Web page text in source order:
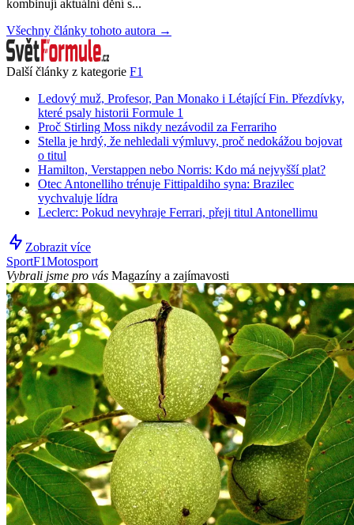
kombinují aktuální dění s...
Všechny články tohoto autora →
Další články z kategorie F1
Ledový muž, Profesor, Pan Monako i Létající Fin. Přezdívky,
které psaly historii Formule 1
Proč Stirling Moss nikdy nezávodil za Ferrariho
Stella je hrdý, že nehledali výmluvy, proč nedokážou bojovat
o titul
Hamilton, Verstappen nebo Norris: Kdo má nejvyšší plat?
Otec Antonelliho trénuje Fittipaldiho syna: Brazilec
vychvaluje lídra
Leclerc: Pokud nevyhraje Ferrari, přeji titul Antonellimu
Zobrazit více
SportF1Motosport
Vybrali jsme pro vás Magazíny a zajímavosti